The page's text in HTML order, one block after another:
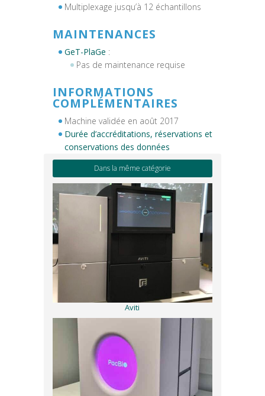
Multiplexage jusqu’à 12 échantillons
MAINTENANCES
GeT-PlaGe :
Pas de maintenance requise
INFORMATIONS
COMPLÉMENTAIRES
Machine validée en août 2017
Durée d’accréditations, réservations et
conservations des données
Dans la même catégorie
Aviti